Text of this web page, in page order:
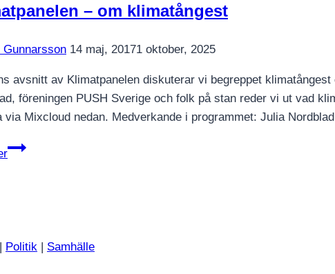
– om klimatångest
Gunnarsson 14 maj, 20171 oktober, 2025
avsnitt av Klimatpanelen diskuterar vi begreppet
föreningen PUSH Sverige och folk på stan reder vi ut vad
via Mixcloud nedan. Medverkande i programmet: Julia
Klimatpanelen
Politik | Samhälle